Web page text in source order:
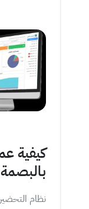
كيفية
بالبصمة
نظام